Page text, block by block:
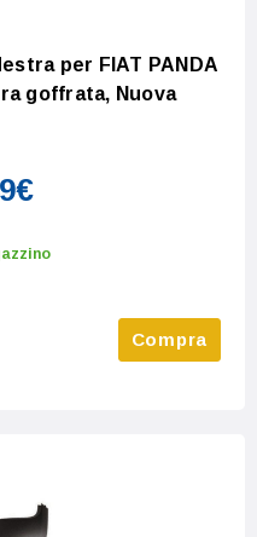
per FIAT PANDA
goffrata, Nuova
Compra